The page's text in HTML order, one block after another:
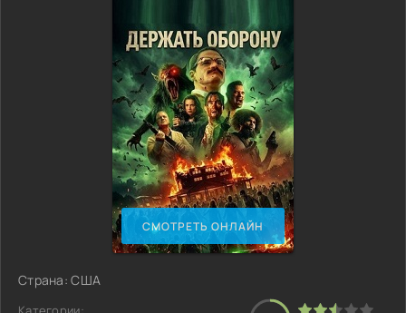
СМОТРЕТЬ ОНЛАЙН
Страна: США